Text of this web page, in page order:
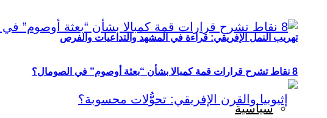
تهريب النمل الإفريقي: قراءة في المشهد والتداعيات والفرص
8 نقاط تشرح قرارات قمة كمبالا بشأن “بعثة أوصوم” في الصومال؟
سياسية